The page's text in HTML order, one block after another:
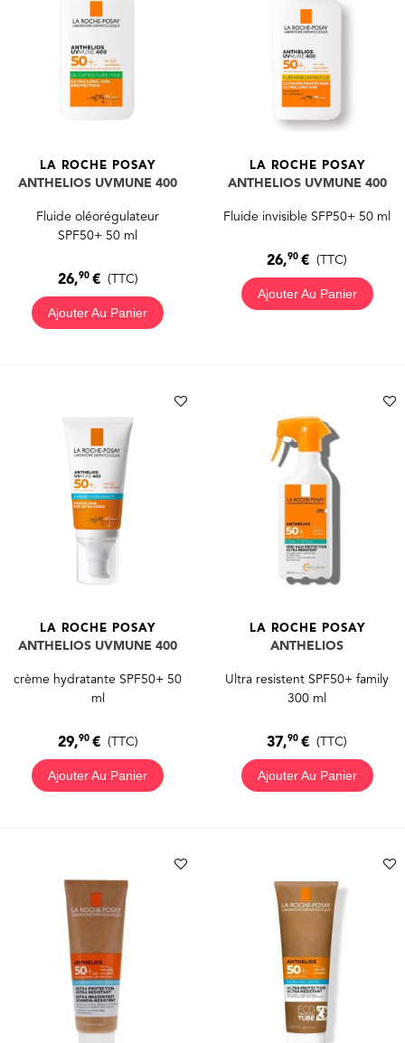
LA ROCHE POSAY
ANTHELIOS UVMUNE 400
Fluide oléorégulateur
SPF50+ 50 ml
26,90 € (TTC)
Ajouter Au Panier
LA ROCHE POSAY
ANTHELIOS UVMUNE 400
Fluide invisible SFP50+ 50 ml
26,90€ (TTC)
Ajouter Au Panier
LA ROCHE POSAY
ANTHELIOS UVMUNE 400
crème hydratante SPF50+ 50
ml
29,90 € (TTC)
Ajouter Au Panier
LA ROCHE POSAY
ANTHELIOS
Ultra resistent SPF50+ family
300 ml
37,90€ (TTC)
Ajouter Au Panier